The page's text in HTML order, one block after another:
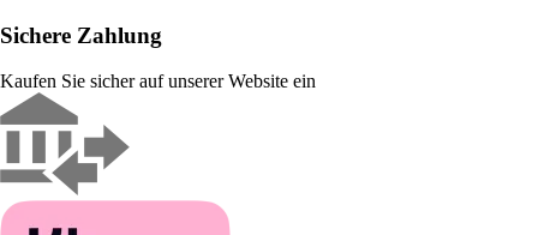
Sichere Zahlung
Kaufen Sie sicher auf unserer Website ein